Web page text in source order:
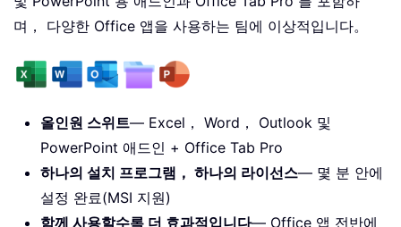
며， 다양한 Office 앱을 사용하는 팀에 이상적입니다。
올인원 스위트— Excel， Word， Outlook 및
PowerPoint 애드인 + Office Tab Pro
하나의 설치 프로그램， 하나의 라이선스— 몇 분 안에
설정 완료(MSI 지원)
함께 사용할수록 더 효과적입니다— Office 앱 전반에